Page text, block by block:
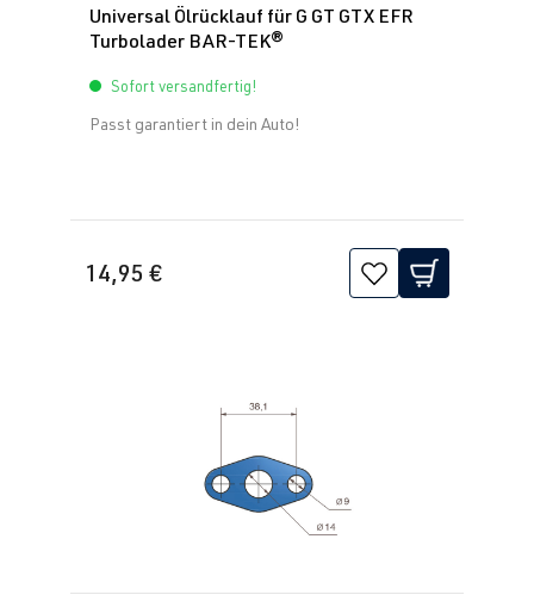
Universal Ölrücklauf für G GT GTX EFR
Turbolader BAR-TEK®
Sofort versandfertig!
Passt garantiert in dein Auto!
14,95 €